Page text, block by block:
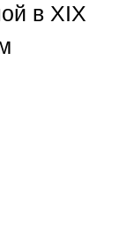
в XIX